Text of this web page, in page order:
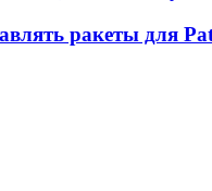
ракеты для